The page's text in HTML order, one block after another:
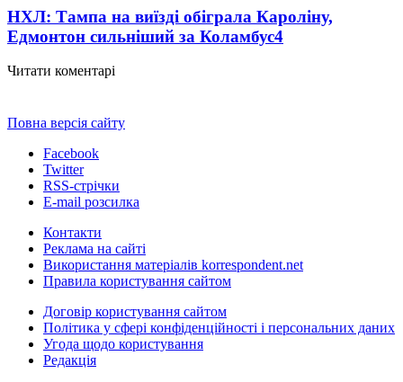
НХЛ: Тампа на виїзді обіграла Кароліну,
Едмонтон сильніший за Коламбус4
Читати коментарі
Повна версія сайту
Facebook
Twitter
RSS-стрічки
E-mail розсилка
Контакти
Реклама на сайті
Використання матеріалів korrespondent.net
Правила користування сайтом
Договір користування сайтом
Політика у сфері конфіденційності і персональних даних
Угода щодо користування
Редакція